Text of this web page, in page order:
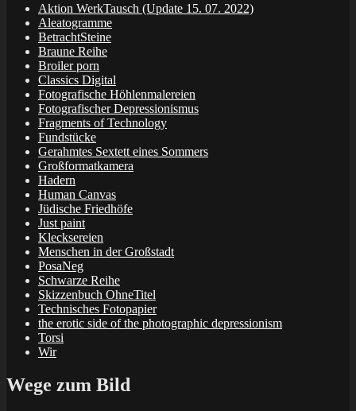
Aktion WerkTausch (Update 15. 07. 2022)
Aleatogramme
BetrachtSteine
Braune Reihe
Broiler porn
Classics Digital
Fotografische Höhlenmalereien
Fotografischer Depressionismus
Fragments of Technology
Fundstücke
Gerahmtes Sextett eines Sommers
Großformatkamera
Hadern
Human Canvas
Jüdische Friedhöfe
Just paint
Klecksereien
Menschen in der Großstadt
PosaNeg
Schwarze Reihe
Skizzenbuch OhneTitel
Technisches Fotopapier
the erotic side of the photographic depressionism
Torsi
Wir
Wege zum Bild